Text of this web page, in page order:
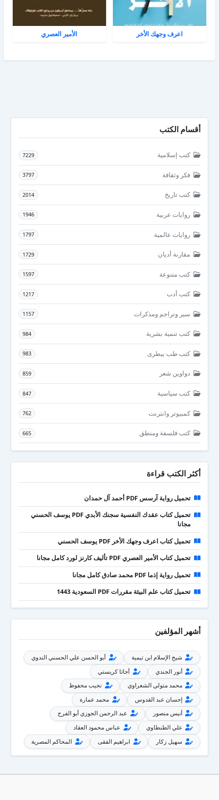
اعرف وجهك الأخر الأمير العصري
أقسام الكتب
كتب إسلامية 7229
فكر وثقافة 3797
كتب تاريخ 2014
روايات عربية 1946
روايات عالمية 1797
مقارنة أديان 1729
كتب متنوعة 1597
كتب أدب 1217
سير وتراجم ومذكرات 1157
كتب تنمية بشرية 984
كتب طب بيطرى 983
دواوين شعر 859
كتب سياسية 847
كمبيوتر وانترنت 762
كتب فلسفة ومنطق 665
أكثر الكتب قراءة
تحميل رواية آرسس PDF أحمد آل حمدان
تحميل كتاب عقدك النفسية سجنك الأبدي PDF يوسف الحسني
مجانا
تحميل كتاب اعرف وجهك الأخر PDF يوسف الحسني
تحميل كتاب الأمير العصري PDF تأليف كارنز لورد كامل مجانا
تحميل رواية إذما PDF محمد صادق كامل مجانا
تحميل كتاب علم البيئة مقررات PDF السعودية 1443
أشهر المؤلفين
شيخ الإسلام ابن تيمية
أبو الحسن علي الحسني الندوي
أنور الجندي
أجاثا كريستي
محمد متولي الشعراوي
نجيب محفوظ
إحسان عبد القدوس
محمد عمارة
أنيس منصور
عبد الرحمن الجوزي أبو الفرج
علي الطنطاوي
عباس محمود العقاد
سهيل زكار
ابراهيم الفقى المحاكم المصرية